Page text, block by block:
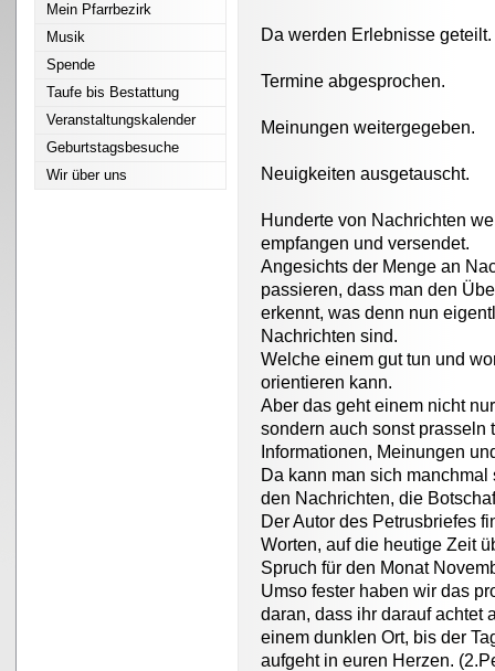
Mein Pfarrbezirk
Musik
Spende
Taufe bis Bestattung
Veranstaltungskalender
Geburtstagsbesuche
Wir über uns
Da werden Erlebnisse geteilt.
Termine abgesprochen.
Meinungen weitergegeben.
Neuigkeiten ausgetauscht.
Hunderte von Nachrichten
empfangen und versendet.
Angesichts der Menge an
passieren, dass man den
erkennt, was denn nun
Nachrichten sind.
Welche einem gut tun und
orientieren kann.
Aber das geht einem nicht
sondern auch sonst
Informationen, Meinungen
Da kann man sich
den Nachrichten, die
Der Autor des Petrusbriefes
Worten, auf die heutige Zeit
Spruch für den Monat
Umso fester haben wir das
daran, dass ihr darauf achtet
einem dunklen Ort, bis der
aufgeht in euren Herzen.